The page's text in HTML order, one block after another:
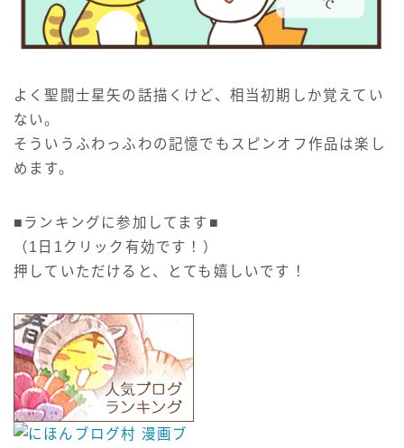
よく聖闘士星矢の話描くけど、相当初期しか覚えてい
ない。
そういうふわっふわの記憶でもスピンオフ作品は楽し
めます。
■ランキングに参加してます■
（1日1クリック有効です！）
押していただけると、とても嬉しいです！